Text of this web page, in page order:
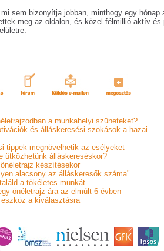
sem bizonyítja jobban, minthogy egy hónap
meg az oldalon, és közel félmillió aktív
a munkahelyi szüneteket?
és álláskeresési szokások a hazai
tippek megnövelhetik az esélyeket
ütközhetünk álláskereséskor?
készítésekor
alacsony az álláskeresők száma"
a tökéletes munkát
önéletrajz ára az elmúlt 6 évben
a kiválasztásra